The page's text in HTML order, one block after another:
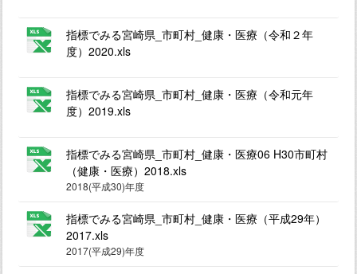
指標でみる宮崎県_市町村_健康・医療（令和２年
度）2020.xls
指標でみる宮崎県_市町村_健康・医療（令和元年
度）2019.xls
指標でみる宮崎県_市町村_健康・医療06 H30市町村
（健康・医療）2018.xls
2018(平成30)年度
指標でみる宮崎県_市町村_健康・医療（平成29年）
2017.xls
2017(平成29)年度